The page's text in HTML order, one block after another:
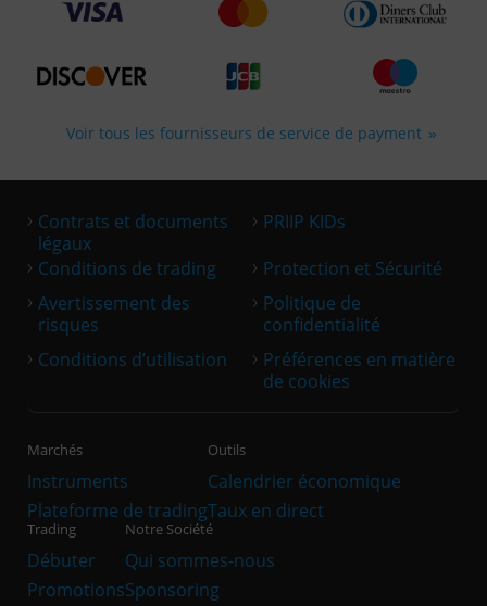
Voir tous les fournisseurs de service de payment
› Contrats et documents
légaux
› PRIIP KIDs
› Conditions de trading › Protection et Sécurité
› Avertissement des
risques
› Politique de
confidentialité
› Conditions d’utilisation › Préférences en matière
de cookies
Marchés
Instruments
Plateforme de trading
Outils
Calendrier économique
Taux en direct
Trading
Débuter
Promotions
Notre Société
Qui sommes-nous
Sponsoring